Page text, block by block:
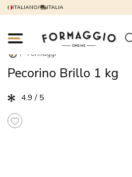
ITALIANO/ ITALIA
/ Formaggi
Pecorino Brillo 1 kg
4.9 / 5